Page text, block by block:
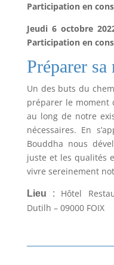
Participation en
Jeudi 6 octobre
Participation en
Préparer sa
Un des buts du
préparer le moment
au long de notre
nécessaires. En
Bouddha nous
juste et les qualités
vivre sereinement
Lieu : Hôtel
Dutilh – 09000 FOIX